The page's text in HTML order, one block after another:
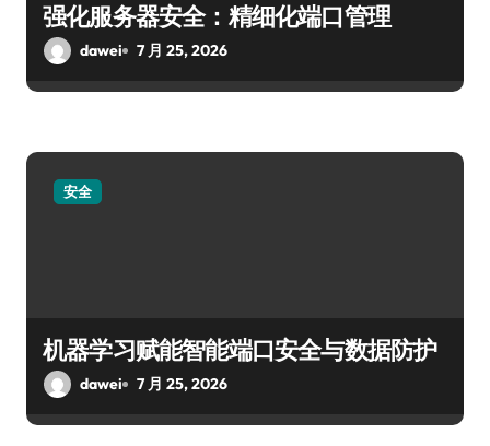
强化服务器安全：精细化端口管理
dawei 7 月 25, 2026
安全
机器学习赋能智能端口安全与数据防护
dawei 7 月 25, 2026